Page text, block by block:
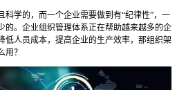
科学的，而一个企业需要做到有“纪律性”，一
的。企业组织管理体系正在帮助越来越多的企
低人员成本，提高企业的生产效率，那组织架
用？